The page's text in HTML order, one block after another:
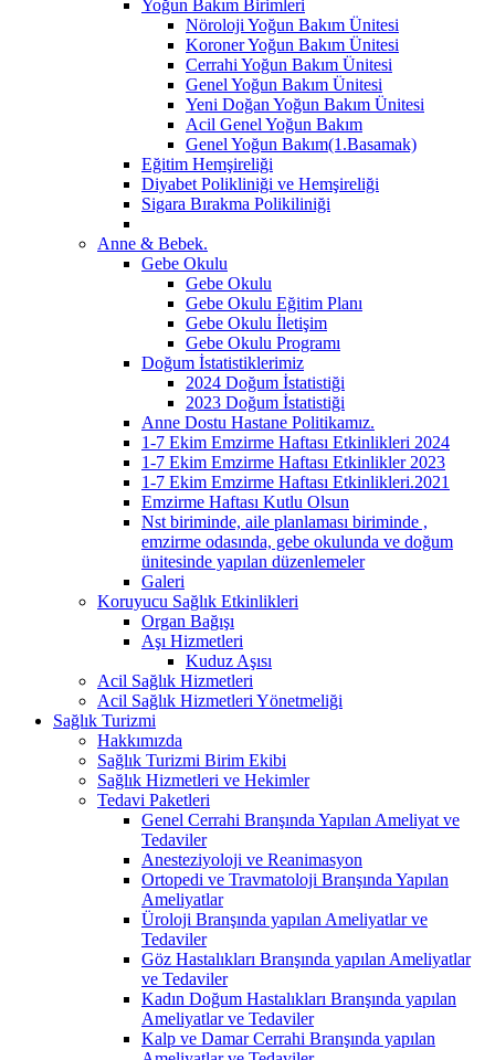
Yoğun Bakım Birimleri
Nöroloji Yoğun Bakım Ünitesi
Koroner Yoğun Bakım Ünitesi
Cerrahi Yoğun Bakım Ünitesi
Genel Yoğun Bakım Ünitesi
Yeni Doğan Yoğun Bakım Ünitesi
Acil Genel Yoğun Bakım
Genel Yoğun Bakım(1.Basamak)
Eğitim Hemşireliği
Diyabet Polikliniği ve Hemşireliği
Sigara Bırakma Polikiliniği
Anne & Bebek.
Gebe Okulu
Gebe Okulu
Gebe Okulu Eğitim Planı
Gebe Okulu İletişim
Gebe Okulu Programı
Doğum İstatistiklerimiz
2024 Doğum İstatistiği
2023 Doğum İstatistiği
Anne Dostu Hastane Politikamız.
1-7 Ekim Emzirme Haftası Etkinlikleri 2024
1-7 Ekim Emzirme Haftası Etkinlikler 2023
1-7 Ekim Emzirme Haftası Etkinlikleri.2021
Emzirme Haftası Kutlu Olsun
Nst biriminde, aile planlaması biriminde ,
emzirme odasında, gebe okulunda ve doğum
ünitesinde yapılan düzenlemeler
Galeri
Koruyucu Sağlık Etkinlikleri
Organ Bağışı
Aşı Hizmetleri
Kuduz Aşısı
Acil Sağlık Hizmetleri
Acil Sağlık Hizmetleri Yönetmeliği
Sağlık Turizmi
Hakkımızda
Sağlık Turizmi Birim Ekibi
Sağlık Hizmetleri ve Hekimler
Tedavi Paketleri
Genel Cerrahi Branşında Yapılan Ameliyat ve
Tedaviler
Anesteziyoloji ve Reanimasyon
Ortopedi ve Travmatoloji Branşında Yapılan
Ameliyatlar
Üroloji Branşında yapılan Ameliyatlar ve
Tedaviler
Göz Hastalıkları Branşında yapılan Ameliyatlar
ve Tedaviler
Kadın Doğum Hastalıkları Branşında yapılan
Ameliyatlar ve Tedaviler
Kalp ve Damar Cerrahi Branşında yapılan